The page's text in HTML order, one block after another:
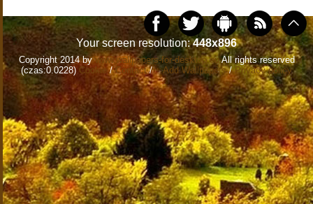
Your screen resolution:448x896
Copyright 2014 bywww.wallpapers-for-desktop.euAll rights reserved
(czas:0.0228) Cookie/Contact/+ Add Wallpapers/Privacy policy